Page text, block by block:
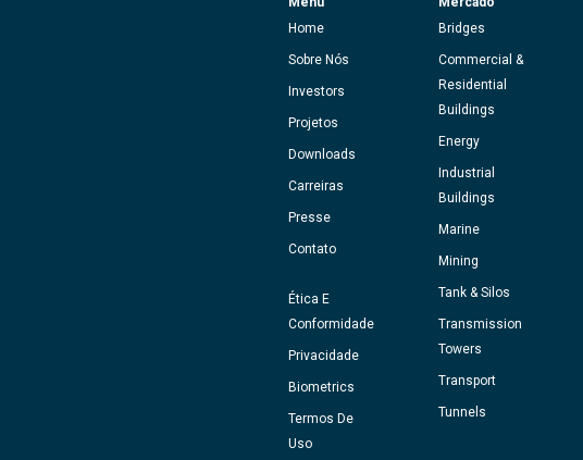
Home
Sobre Nós
Investors
Projetos
Downloads
Carreiras
Presse
Contato
Ética E
Conformidade
Privacidade
Biometrics
Termos De
Uso
Bridges
Commercial &
Residential
Buildings
Energy
Industrial
Buildings
Marine
Mining
Tank & Silos
Transmission
Towers
Transport
Tunnels